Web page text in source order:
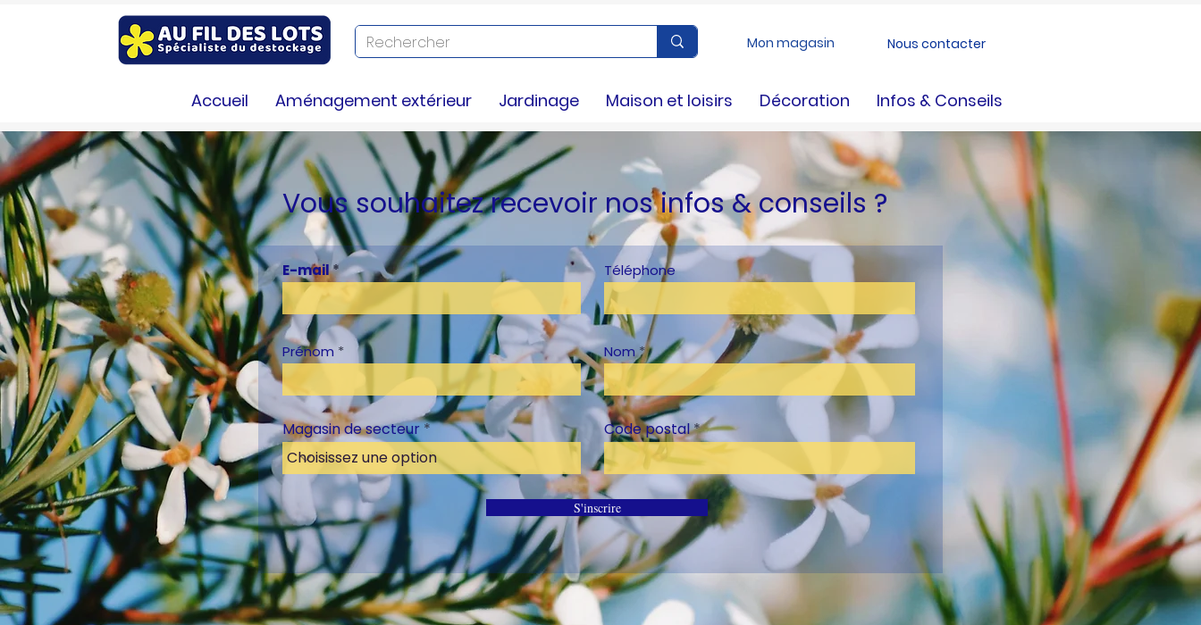
Mon magasin Nous contacter
Accueil Aménagement extérieur Jardinage Maison et loisirs Décoration Infos & Conseils
Vous souhaitez recevoir nos infos & conseils ?
E-mail Téléphone
Prénom Nom
Magasin de secteur Code postal
S'inscrire